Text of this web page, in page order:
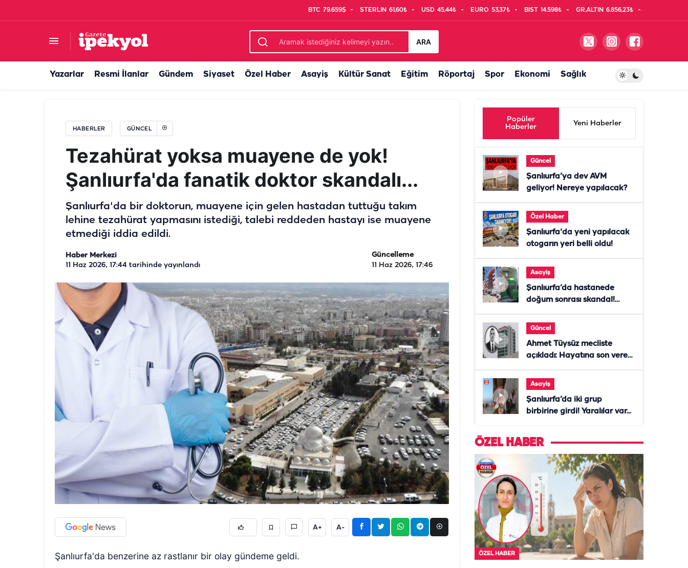
BTC 79.659$ STERLIN 61,60₺ USD 45,44₺ EURO 53,37₺ BIST 14.598₺ GR.ALTIN 6.856,23₺
ARA
Yazarlar Resmi İlanlar Gündem Siyaset Özel Haber Asayiş Kültür Sanat Eğitim Röportaj Spor Ekonomi Sağlık
HABERLER GÜNCEL
Tezahürat yoksa muayene de yok!
Şanlıurfa'da fanatik doktor skandalı...
Şanlıurfa'da bir doktorun, muayene için gelen hastadan tuttuğu takım
lehine tezahürat yapmasını istediği, talebi reddeden hastayı ise muayene
etmediği iddia edildi.
Haber Merkezi
11 Haz 2026, 17:44 tarihinde yayınlandı
Güncelleme
11 Haz 2026, 17:46
A+ A-
Şanlıurfa'da benzerine az rastlanır bir olay gündeme geldi.
Popüler
Haberler
Yeni Haberler
Güncel
Şanlıurfa’ya dev AVM
geliyor! Nereye yapılacak?
Özel Haber
Şanlıurfa'da yeni yapılacak
otogarın yeri belli oldu!
Asayiş
Şanlıurfa’da hastanede
doğum sonrası skandal!
Güncel
Ahmet Tüysüz mecliste
açıkladı: Hayatına son veren
ölmezdim" notunu bıraktı
Asayiş
Şanlıurfa’da iki grup
birbirine girdi! Yaralılar var...
ÖZEL HABER
ÖZEL HABER